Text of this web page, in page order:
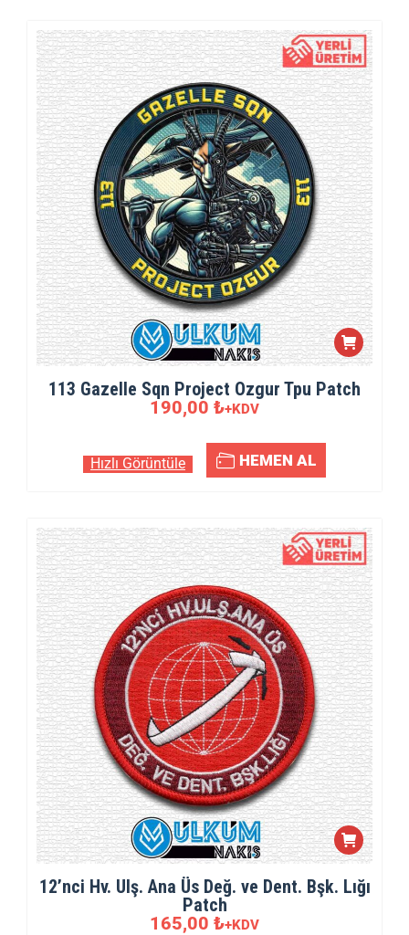
113 Gazelle Sqn Project Ozgur Tpu Patch
190,00 ₺+KDV
Hızlı Görüntüle HEMEN AL
12’nci Hv. Ulş. Ana Üs Değ. ve Dent. Bşk. Lığı
Patch
165,00 ₺+KDV